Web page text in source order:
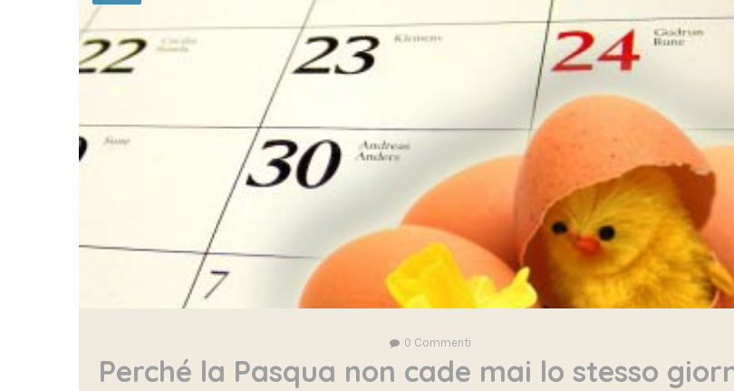
0 Commenti
Perché la Pasqua non cade mai lo stesso